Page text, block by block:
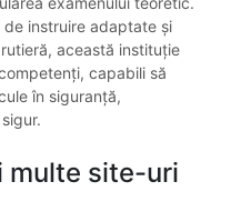
instruire adaptate și
această instituție
capabili să
în siguranță,
multe site-uri